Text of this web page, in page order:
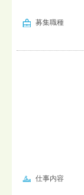
募集職種
仕事内容